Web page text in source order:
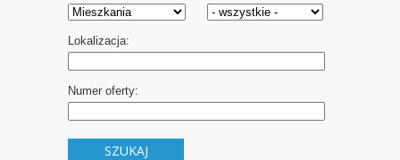
Lokalizacja:
Numer oferty:
SZUKAJ